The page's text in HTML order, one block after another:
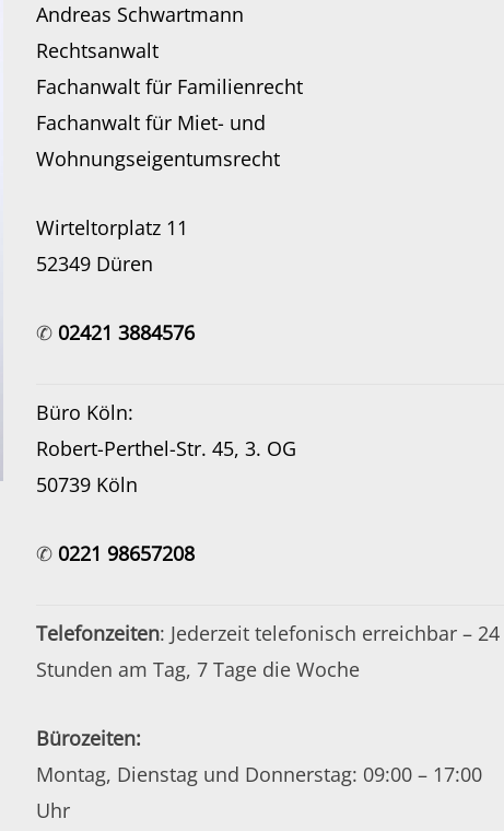
Andreas Schwartmann
Rechtsanwalt
Fachanwalt für Familienrecht
Fachanwalt für Miet- und
Wohnungseigentumsrecht
Wirteltorplatz 11
52349 Düren
✆ 02421 3884576
Büro Köln:
Robert-Perthel-Str. 45, 3. OG
50739 Köln
✆ 0221 98657208
Telefonzeiten: Jederzeit telefonisch erreichbar – 24
Stunden am Tag, 7 Tage die Woche
Bürozeiten:
Montag, Dienstag und Donnerstag: 09:00 – 17:00
Uhr